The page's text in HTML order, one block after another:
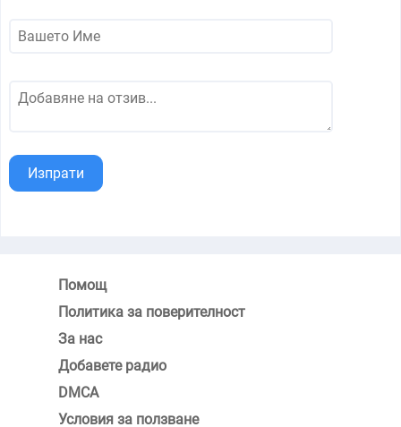
Изпрати
Помощ
Политика за поверителност
За нас
Добавете радио
DMCA
Условия за ползване